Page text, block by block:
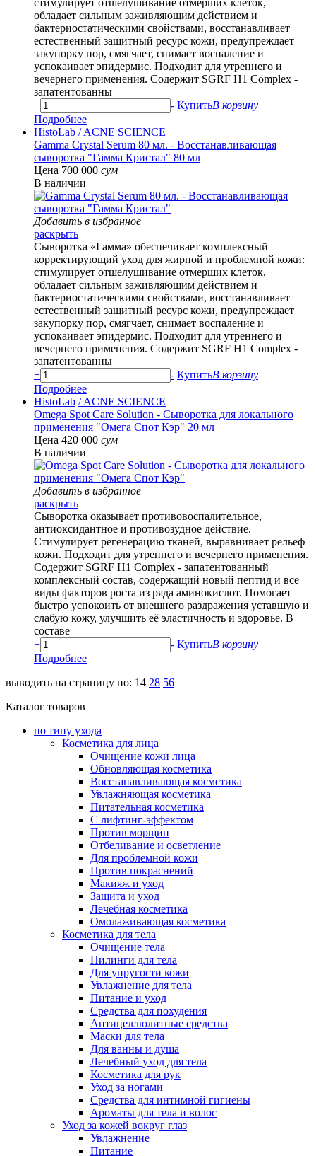
обладает сильным заживляющим действием и
бактериостатическими свойствами, восстанавливает
естественный защитный ресурс кожи, предупреждает
закупорку пор, смягчает, снимает воспаление и
успокаивает эпидермис. Подходит для утреннего и
вечернего применения. Содержит SGRF H1 Complex -
запатентованны
+
- КупитьВ корзину
Подробнее
HistoLab / ACNE SCIENCE
Gamma Crystal Serum 80 мл. - Восстанавливающая
сыворотка "Гамма Кристал" 80 мл
Цена 700 000 сум
В наличии
Добавить в избранное
раскрыть
Сыворотка «Гамма» обеспечивает комплексный
корректирующий уход для жирной и проблемной кожи:
стимулирует отшелушивание отмерших клеток,
обладает сильным заживляющим действием и
бактериостатическими свойствами, восстанавливает
естественный защитный ресурс кожи, предупреждает
закупорку пор, смягчает, снимает воспаление и
успокаивает эпидермис. Подходит для утреннего и
вечернего применения. Содержит SGRF H1 Complex -
запатентованны
+
- КупитьВ корзину
Подробнее
HistoLab / ACNE SCIENCE
Omega Spot Care Solution - Сыворотка для локального
применения "Омега Спот Кэр" 20 мл
Цена 420 000 сум
В наличии
Добавить в избранное
раскрыть
Сыворотка оказывает противовоспалительное,
антиоксидантное и противозудное действие.
Стимулирует регенерацию тканей, выравнивает рельеф
кожи. Подходит для утреннего и вечернего применения.
Содержит SGRF H1 Complex - запатентованный
комплексный состав, содержащий новый пептид и все
виды факторов роста из ряда аминокислот. Помогает
быстро успокоить от внешнего раздражения уставшую и
слабую кожу, улучшить её эластичность и здоровье. В
составе
+
- КупитьВ корзину
Подробнее
выводить на страницу по: 14 28 56
Каталог товаров
по типу ухода
Косметика для лица
Очищение кожи лица
Обновляющая косметика
Восстанавливающая косметика
Увлажняющая косметика
Питательная косметика
С лифтинг-эффектом
Против морщин
Отбеливание и осветление
Для проблемной кожи
Против покраснений
Макияж и уход
Защита и уход
Лечебная косметика
Омолаживающая косметика
Косметика для тела
Очищение тела
Пилинги для тела
Для упругости кожи
Увлажнение для тела
Питание и уход
Средства для похудения
Антицеллюлитные средства
Маски для тела
Для ванны и душа
Лечебный уход для тела
Косметика для рук
Уход за ногами
Средства для интимной гигиены
Ароматы для тела и волос
Уход за кожей вокруг глаз
Увлажнение
Питание